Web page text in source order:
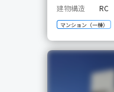
建物構造
RC
マンション（一棟）